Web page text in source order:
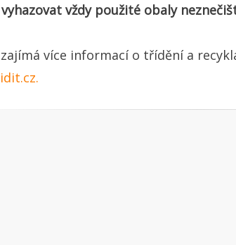
vždy použité obaly
zajímá více informací o třídění a